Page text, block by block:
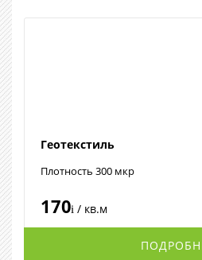
Геотекстиль
Плотность 300 мкр
170i / кв.м